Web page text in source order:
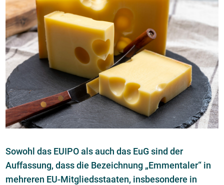
Sowohl das EUIPO als auch das EuG sind der
Auffassung, dass die Bezeichnung „Emmentaler“ in
mehreren EU-Mitgliedsstaaten, insbesondere in